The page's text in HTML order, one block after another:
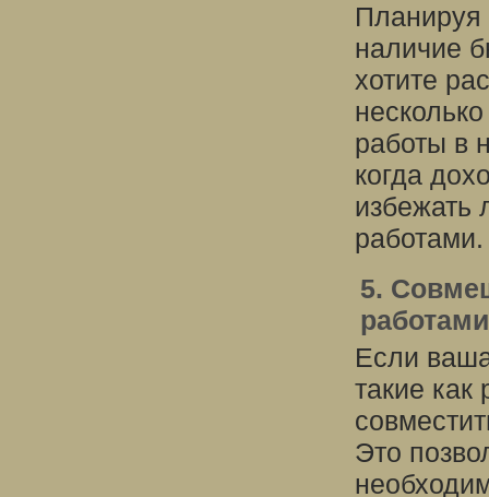
Планируя
наличие
хотите
работы в
когда
избежать
работами.
5.
работами
Если
такие
Это